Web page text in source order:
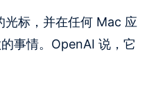
光标，并在任何 Mac 应
事情。OpenAI 说，它